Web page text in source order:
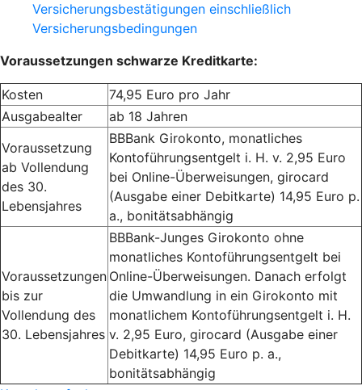
Versicherungsbestätigungen einschließlich
Versicherungsbedingungen
Voraussetzungen schwarze Kreditkarte:
Kosten
74,95 Euro pro Jahr
Ausgabealter
ab 18 Jahren
Voraussetzung
ab Vollendung
des 30.
Lebensjahres
BBBank Girokonto, monatliches
Kontoführungsentgelt i. H. v. 2,95 Euro
bei Online-Überweisungen, girocard
(Ausgabe einer Debitkarte) 14,95 Euro p.
a., bonitätsabhängig
Voraussetzungen
bis zur
Vollendung des
30. Lebensjahres
BBBank-Junges Girokonto ohne
monatliches Kontoführungsentgelt bei
Online-Überweisungen. Danach erfolgt
die Umwandlung in ein Girokonto mit
monatlichem Kontoführungsentgelt i. H.
v. 2,95 Euro, girocard (Ausgabe einer
Debitkarte) 14,95 Euro p. a.,
bonitätsabhängig